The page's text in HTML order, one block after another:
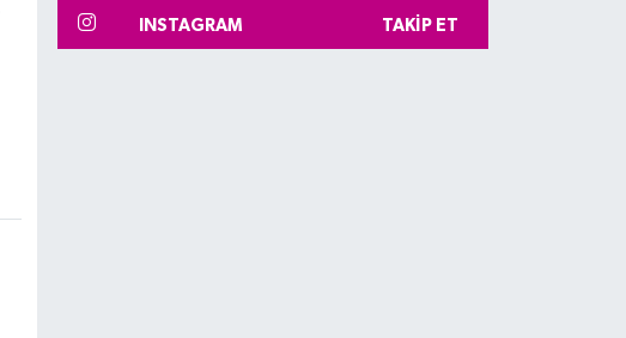
INSTAGRAM TAKIP ET